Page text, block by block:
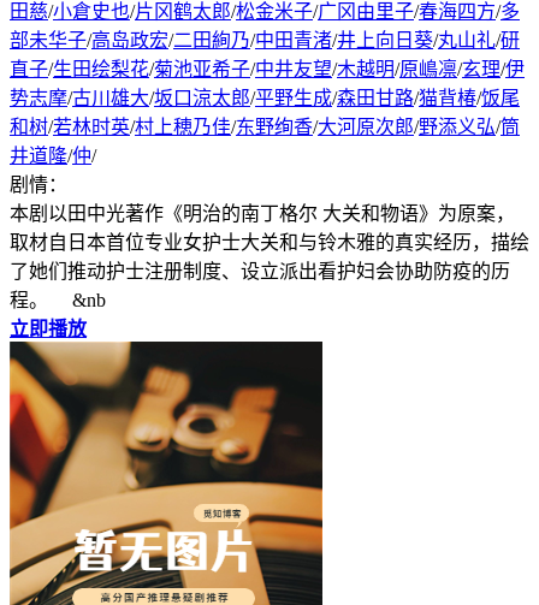
田慈/小倉史也/片冈鹤太郎/松金米子/广冈由里子/春海四方/多
部未华子/高岛政宏/二田絢乃/中田青渚/井上向日葵/丸山礼/研
直子/生田绘梨花/菊池亚希子/中井友望/木越明/原嶋凛/玄理/伊
势志摩/古川雄大/坂口涼太郎/平野生成/森田甘路/猫背椿/饭尾
和树/若林时英/村上穂乃佳/东野绚香/大河原次郎/野添义弘/筒
井道隆/仲/
剧情：
本剧以田中光著作《明治的南丁格尔 大关和物语》为原案，
取材自日本首位专业女护士大关和与铃木雅的真实经历，描绘
了她们推动护士注册制度、设立派出看护妇会协助防疫的历
程。 &nb
立即播放